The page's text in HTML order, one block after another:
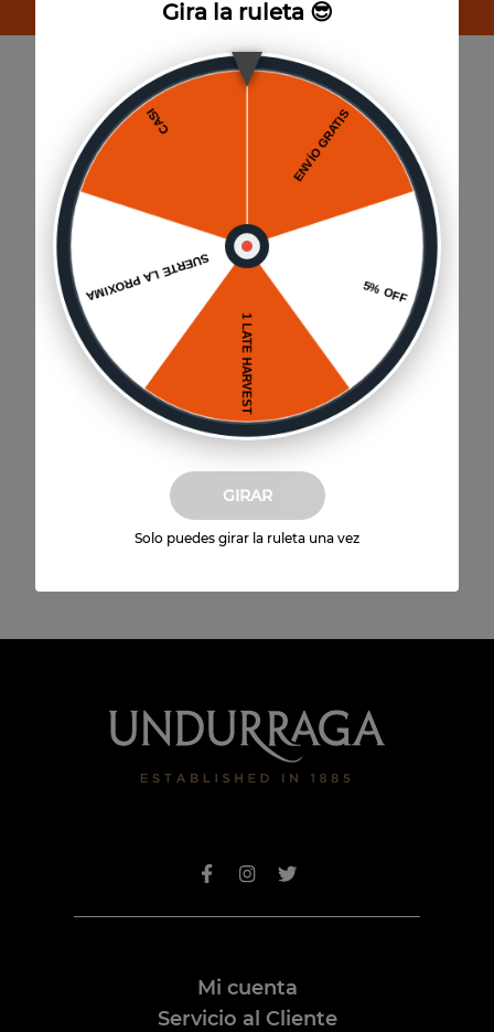
Paga hasta 6 cuotas
Sin interés por Mercado Pago
Envío a domicilio
Disponible para todo Chile
Mi cuenta
Servicio al Cliente
Gira la ruleta 😎
GIRAR
Solo puedes girar la ruleta una vez